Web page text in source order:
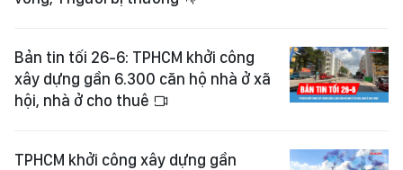
Bản tin tối 26-6: TPHCM khởi công
xây dựng gần 6.300 căn hộ nhà ở xã
hội, nhà ở cho thuê
TPHCM khởi công xây dựng gần